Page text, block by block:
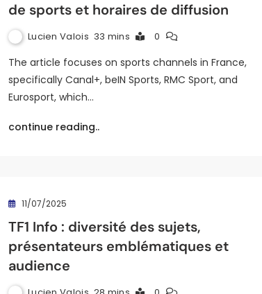
de sports et horaires de diffusion
Lucien Valois 33 mins 0
The article focuses on sports channels in France,
specifically Canal+, beIN Sports, RMC Sport, and
Eurosport, which…
continue reading..
11/07/2025
TF1 Info : diversité des sujets,
présentateurs emblématiques et
audience